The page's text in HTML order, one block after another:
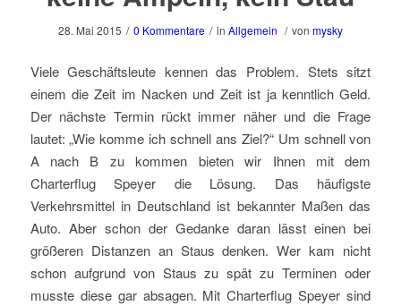
28. Mai 2015 / 0 Kommentare / in Allgemein / von mysky
Viele Geschäftsleute kennen das Problem. Stets sitzt
einem die Zeit im Nacken und Zeit ist ja kenntlich Geld.
Der nächste Termin rückt immer näher und die Frage
lautet: „Wie komme ich schnell ans Ziel?“ Um schnell von
A nach B zu kommen bieten wir Ihnen mit dem
Charterflug Speyer die Lösung. Das häufigste
Verkehrsmittel in Deutschland ist bekannter Maßen das
Auto. Aber schon der Gedanke daran lässt einen bei
größeren Distanzen an Staus denken. Wer kam nicht
schon aufgrund von Staus zu spät zu Terminen oder
musste diese gar absagen. Mit Charterflug Speyer sind